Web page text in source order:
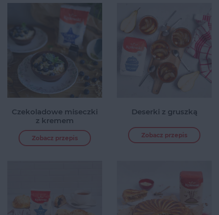
Czekoladowe miseczki
z kremem
Zobacz przepis
Deserki z gruszką
Zobacz przepis